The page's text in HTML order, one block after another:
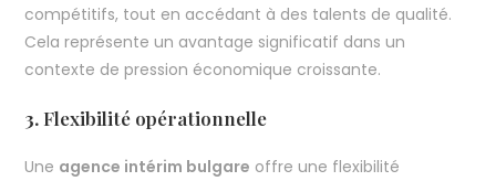
compétitifs, tout en accédant à des talents de qualité.
Cela représente un avantage significatif dans un
contexte de pression économique croissante.
3. Flexibilité opérationnelle
Une agence intérim bulgare offre une flexibilité